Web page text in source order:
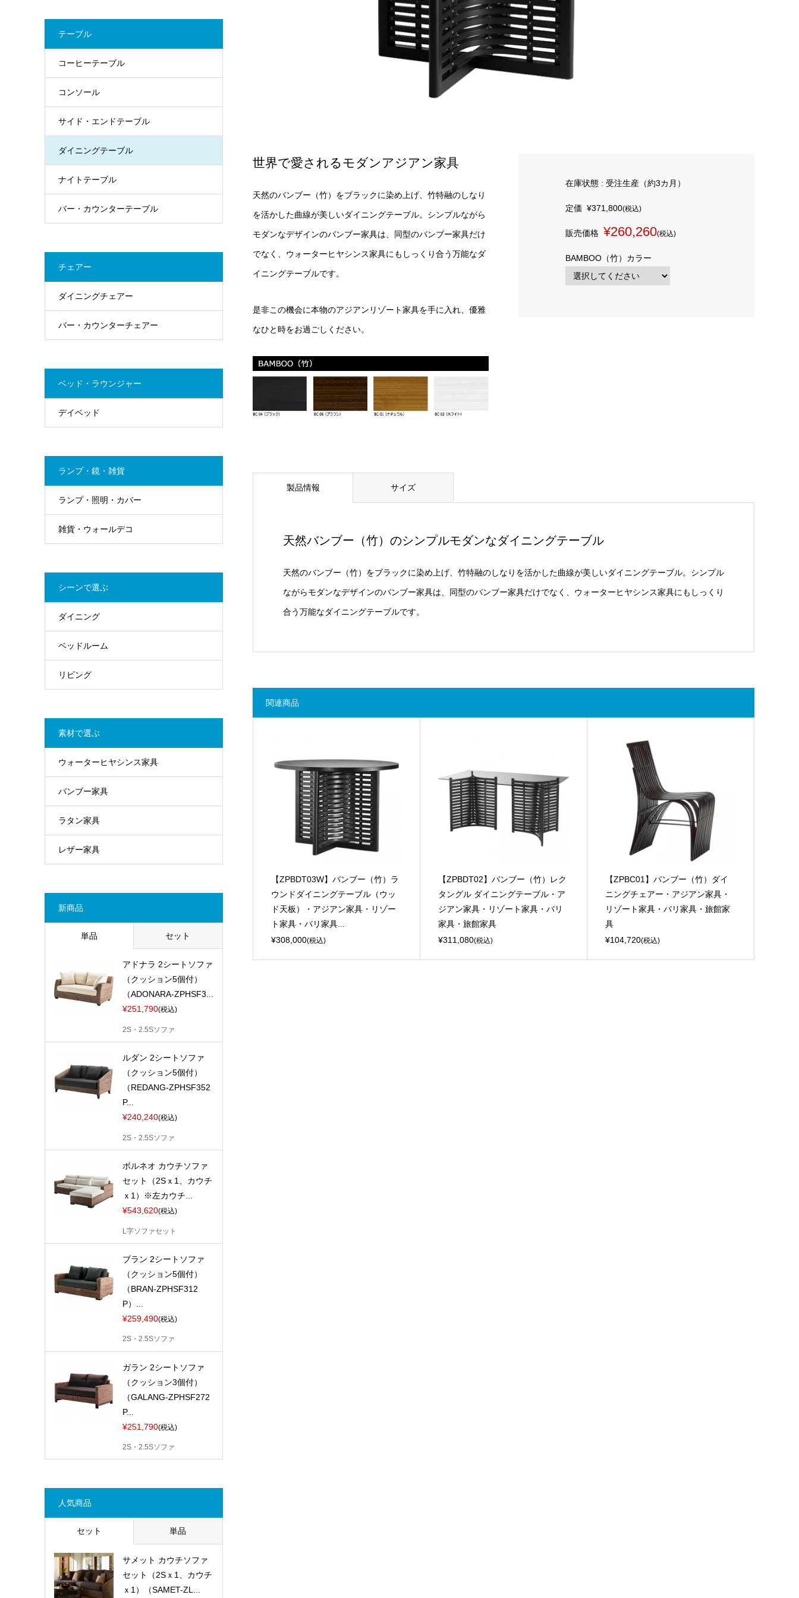
世界で愛されるモダンアジアン家具
天然のバンブー（竹）をブラックに染め上げ、竹特融のしなり
を活かした曲線が美しいダイニングテーブル。シンプルながら
モダンなデザインのバンブー家具は、同型のバンブー家具だけ
でなく、ウォーターヒヤシンス家具にもしっくり合う万能なダ
イニングテーブルです。
是非この機会に本物のアジアンリゾート家具を手に入れ、優雅
なひと時をお過ごしください。
在庫状態 : 受注生産（約3カ月）
定価¥371,800(税込)
販売価格 ¥260,260(税込)
BAMBOO（竹）カラー
製品情報 サイズ
天然バンブー（竹）のシンプルモダンなダイニングテーブル
天然のバンブー（竹）をブラックに染め上げ、竹特融のしなりを活かした曲線が美しいダイニングテーブル。シンプル
ながらモダンなデザインのバンブー家具は、同型のバンブー家具だけでなく、ウォーターヒヤシンス家具にもしっくり
合う万能なダイニングテーブルです。
関連商品
【ZPBDT03W】バンブー（竹）ラ
ウンドダイニングテーブル（ウッ
ド天板）・アジアン家具・リゾー
ト家具・バリ家具...
¥308,000(税込)
【ZPBDT02】バンブー（竹）レク
タングル ダイニングテーブル・ア
ジアン家具・リゾート家具・バリ
家具・旅館家具
¥311,080(税込)
【ZPBC01】バンブー（竹）ダイ
ニングチェアー・アジアン家具・
リゾート家具・バリ家具・旅館家
具
¥104,720(税込)
テーブル
コーヒーテーブル
コンソール
サイド・エンドテーブル
ダイニングテーブル
ナイトテーブル
バー・カウンターテーブル
チェアー
ダイニングチェアー
バー・カウンターチェアー
ベッド・ラウンジャー
デイベッド
ランプ・鏡・雑貨
ランプ・照明・カバー
雑貨・ウォールデコ
シーンで選ぶ
ダイニング
ベッドルーム
リビング
素材で選ぶ
ウォーターヒヤシンス家具
バンブー家具
ラタン家具
レザー家具
新商品
単品 セット
アドナラ 2シートソファ
（クッション5個付）
（ADONARA-ZPHSF3...
¥251,790(税込)
2S・2.5Sソファ
ルダン 2シートソファ
（クッション5個付）
（REDANG-ZPHSF352
P...
¥240,240(税込)
2S・2.5Sソファ
ボルネオ カウチソファ
セット（2Sｘ1、カウチ
ｘ1）※左カウチ...
¥543,620(税込)
L字ソファセット
ブラン 2シートソファ
（クッション5個付）
（BRAN-ZPHSF312
P）...
¥259,490(税込)
2S・2.5Sソファ
ガラン 2シートソファ
（クッション3個付）
（GALANG-ZPHSF272
P...
¥251,790(税込)
2S・2.5Sソファ
人気商品
セット 単品
サメット カウチソファ
セット（2Sｘ1、カウチ
ｘ1）（SAMET-ZL...